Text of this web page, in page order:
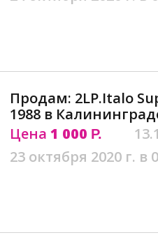
Продам: 2LP.Italo
1988 в
Цена 1 000 Р.
23 октября 2020 г. в